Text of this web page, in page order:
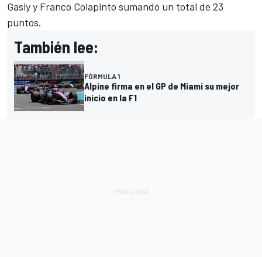
Gaslyy Franco Colapinto sumando un total de 23
puntos.
También lee:
FÓRMULA 1
Alpine firma en el GP de Miami su mejor
inicio en la F1